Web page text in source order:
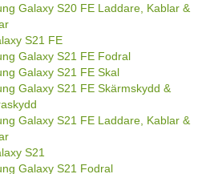
Galaxy S20 FE Laddare, Kablar &
S21 FE
Galaxy S21 FE Fodral
Galaxy S21 FE Skal
Galaxy S21 FE Skärmskydd &
Galaxy S21 FE Laddare, Kablar &
S21
Galaxy S21 Fodral